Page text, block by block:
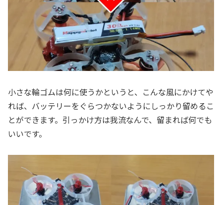
小さな輪ゴムは何に使うかというと、こんな風にかけてや
れば、バッテリーをぐらつかないようにしっかり留めるこ
とができます。引っかけ方は我流なんで、留まれば何でも
いいです。